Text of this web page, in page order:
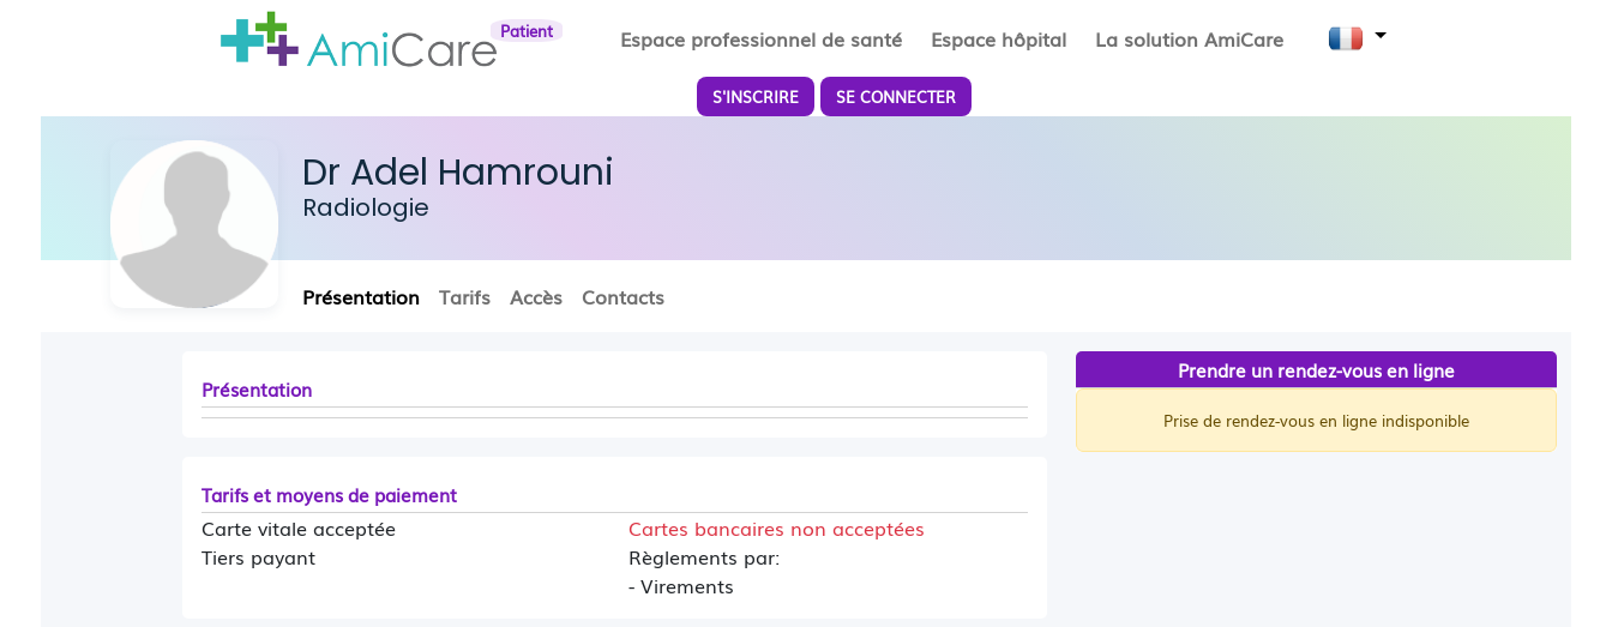
Patient Espace professionnel de santé Espace hôpital La solution AmiCare
S'INSCRIRE SE CONNECTER
Dr Adel Hamrouni
Radiologie
Présentation Tarifs Accès Contacts
Présentation
Tarifs et moyens de paiement
Carte vitale acceptée
Tiers payant
Cartes bancaires non acceptées
Règlements par:
- Virements
Prendre un rendez-vous en ligne
Prise de rendez-vous en ligne indisponible